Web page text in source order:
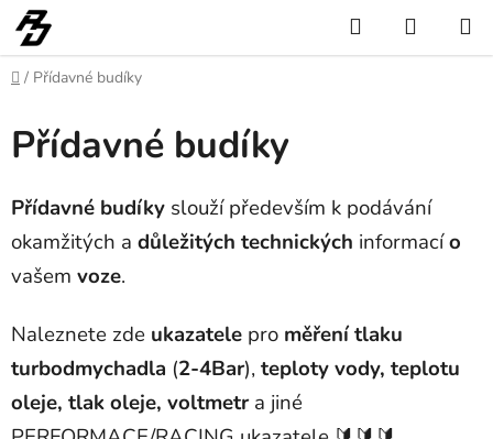
Přejít
na
obsah
Hledat
KOŠÍK
Domů
/ Přídavné budíky
Přídavné budíky
Přídavné budíky slouží především k podávání
okamžitých a důležitých technických informacío
vašem voze.
Naleznete zde ukazatele pro měření tlaku
turbodmychadla (2-4Bar),teploty vody, teplotu
oleje, tlak oleje, voltmetra jiné